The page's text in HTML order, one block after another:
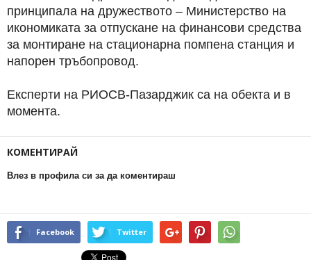
принципала на дружеството – Министерство на
икономиката за отпускане на финансови средства
за монтиране на стационарна помпена станция и
напорен тръбопровод.
Експерти на РИОСВ-Пазарджик са на обекта и в
момента.
КОМЕНТИРАЙ
Влез в профила си за да коментираш
Facebook Twitter